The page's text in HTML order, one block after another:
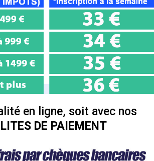
en ligne, soit avec nos
DE PAIEMENT